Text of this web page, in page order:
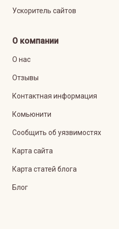
Ускоритель сайтов
О компании
О нас
Отзывы
Контактная информация
Комьюнити
Сообщить об уязвимостях
Карта сайта
Карта статей блога
Блог